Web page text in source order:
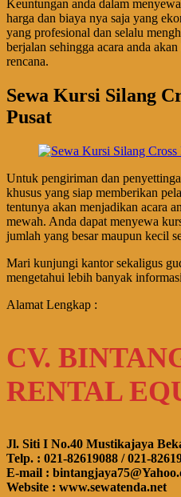
Keuntungan anda dalam
harga dan biaya nya saja yang
yang profesional dan selalu
berjalan sehingga acara anda
rencana.
Sewa Kursi Silang
Pusat
Untuk pengiriman dan
khusus yang siap memberikan
tentunya akan menjadikan acara
mewah. Anda dapat menyewa
jumlah yang besar maupun kecil
Mari kunjungi kantor sekaligus
mengetahui lebih banyak
Alamat Lengkap :
CV.
RENTAL
Jl. Siti I No.40 Mustikajaya
Telp. : 021-82619088 / 021-
E-mail :
Website : www.sewatenda.net